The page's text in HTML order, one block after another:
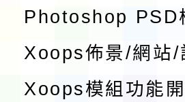
Photoshop PSD
Xoops佈景/網站/
Xoops模組功能